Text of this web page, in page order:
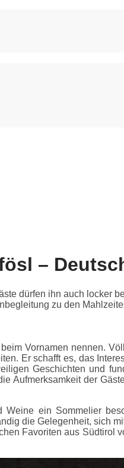
–
dürfen ihn auch locker
zu den
Vornamen nennen.
Er schafft es, das
Geschichten und
Aufmerksamkeit der
ein Sommelier
die Gelegenheit, sich
Favoriten aus